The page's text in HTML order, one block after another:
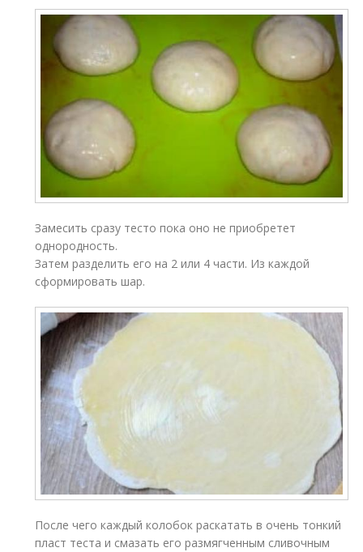
Замесить сразу тесто пока оно не приобретет
однородность.
Затем разделить его на 2 или 4 части. Из каждой
сформировать шар.
После чего каждый колобок раскатать в очень тонкий
пласт теста и смазать его размягченным сливочным